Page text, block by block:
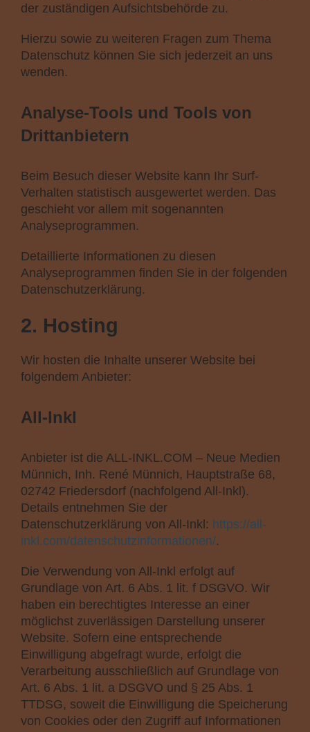
der zuständigen Aufsichtsbehörde zu.
Hierzu sowie zu weiteren Fragen zum Thema
Datenschutz können Sie sich jederzeit an uns
wenden.
Analyse-Tools und Tools von
Dritt­anbietern
Beim Besuch dieser Website kann Ihr Surf-
Verhalten statistisch ausgewertet werden. Das
geschieht vor allem mit sogenannten
Analyseprogrammen.
Detaillierte Informationen zu diesen
Analyseprogrammen finden Sie in der folgenden
Datenschutzerklärung.
2. Hosting
Wir hosten die Inhalte unserer Website bei
folgendem Anbieter:
All-Inkl
Anbieter ist die ALL-INKL.COM – Neue Medien
Münnich, Inh. René Münnich, Hauptstraße 68,
02742 Friedersdorf (nachfolgend All-Inkl).
Details entnehmen Sie der
Datenschutzerklärung von All-Inkl: https://all-
inkl.com/datenschutzinformationen/.
Die Verwendung von All-Inkl erfolgt auf
Grundlage von Art. 6 Abs. 1 lit. f DSGVO. Wir
haben ein berechtigtes Interesse an einer
möglichst zuverlässigen Darstellung unserer
Website. Sofern eine entsprechende
Einwilligung abgefragt wurde, erfolgt die
Verarbeitung ausschließlich auf Grundlage von
Art. 6 Abs. 1 lit. a DSGVO und § 25 Abs. 1
TTDSG, soweit die Einwilligung die Speicherung
von Cookies oder den Zugriff auf Informationen